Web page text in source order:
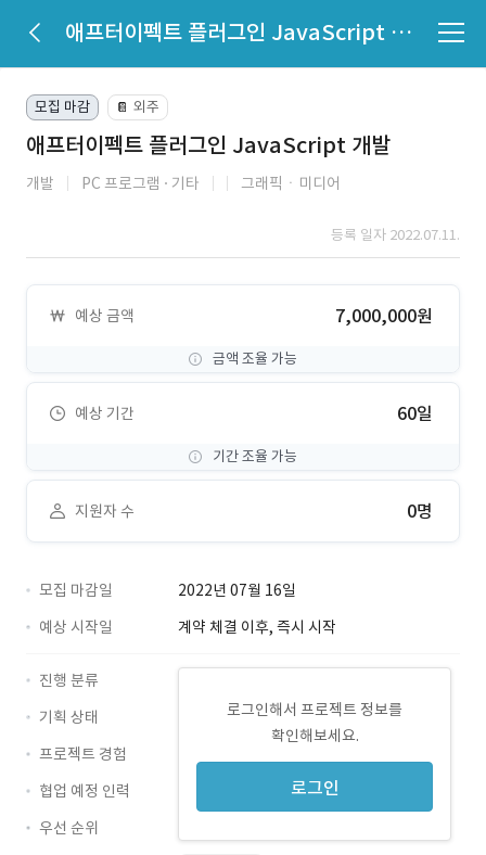
애프터이펙트 플러그인 JavaScript 개발
모집 마감 📔 외주
애프터이펙트 플러그인 JavaScript 개발
개발 PC 프로그램 기타 그래픽ㆍ미디어
등록 일자 2022.07.11.
예상 금액 7,000,000원
금액 조율 가능
예상 기간 60일
기간 조율 가능
지원자 수 0명
모집 마감일
2022년 07월 16일
예상 시작일
계약 체결 이후, 즉시 시작
로그인해서 프로젝트 정보를
확인해보세요.
로그인
진행 분류
기획 상태
프로젝트 경험
협업 예정 인력
우선 순위